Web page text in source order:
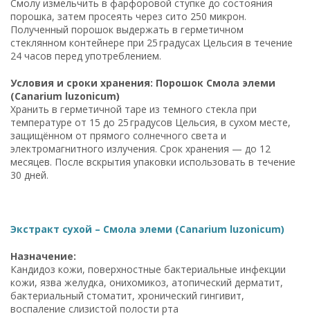
Смолу измельчить в фарфоровой ступке до состояния
порошка, затем просеять через сито 250 микрон.
Полученный порошок выдержать в герметичном
стеклянном контейнере при 25 градусах Цельсия в течение
24 часов перед употреблением.
Условия и сроки хранения: Порошок Смола элеми
(Canarium luzonicum)
Хранить в герметичной таре из темного стекла при
температуре от 15 до 25 градусов Цельсия, в сухом месте,
защищённом от прямого солнечного света и
электромагнитного излучения. Срок хранения — до 12
месяцев. После вскрытия упаковки использовать в течение
30 дней.
Экстракт сухой – Смола элеми (Canarium luzonicum)
Назначение:
Кандидоз кожи, поверхностные бактериальные инфекции
кожи, язва желудка, онихомикоз, атопический дерматит,
бактериальный стоматит, хронический гингивит,
воспаление слизистой полости рта